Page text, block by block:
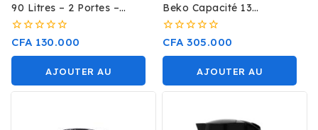
90 Litres – 2 Portes –
FP119H- Gris
0
5
CFA 130.000
AJOUTER AU
PANIER
Beko Capacité 13
Couverts A++
0
5
CFA 305.000
AJOUTER AU
PANIER